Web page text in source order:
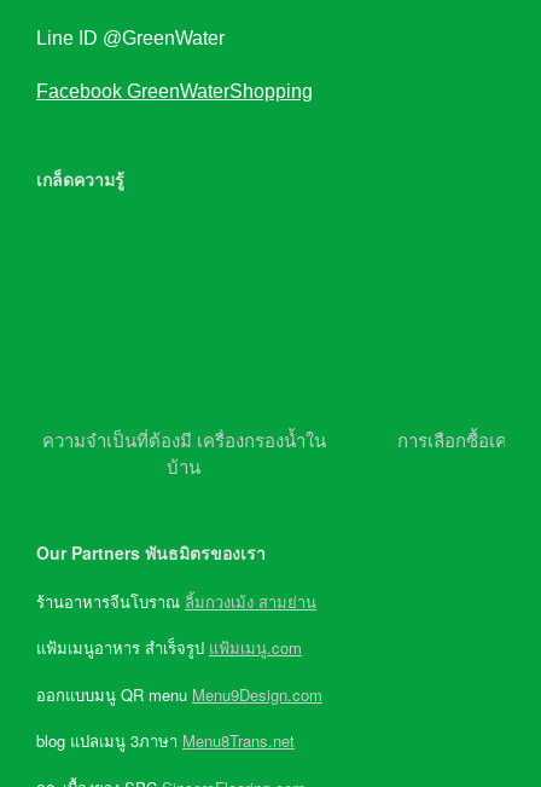
Line ID @GreenWater
Facebook GreenWaterShopping
เกล็ดความรู้
ความจำเป็นที่ต้องมี เครื่องกรองน้ำใน
บ้าน
การเลือกซื้อเครื่อ
Our Partners พันธมิตรของเรา
ร้านอาหารจีนโบราณ ลิ้มกวงเม้ง สามย่าน
แฟ้มเมนูอาหาร สำเร็จรูป แฟ้มเมนู.com
ออกแบบมนู QR menu Menu9Design.com
blog แปลเมนู 3ภาษา Menu8Trans.net